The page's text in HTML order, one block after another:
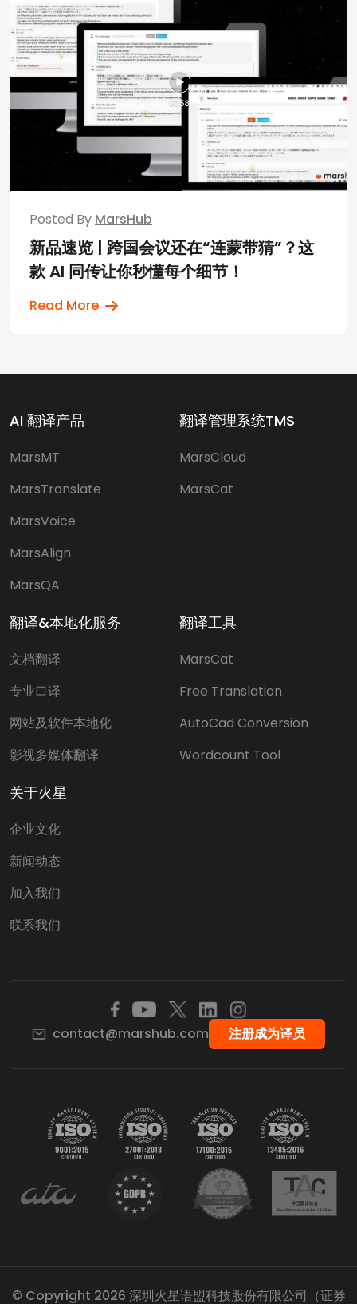
Posted By MarsHub
新品速览 | 跨国会议还在“连蒙带猜”？这
款 AI 同传让你秒懂每个细节！
Read More
AI 翻译产品
MarsMT
MarsTranslate
MarsVoice
MarsAlign
MarsQA
翻译管理系统TMS
MarsCloud
MarsCat
翻译&本地化服务
文档翻译
专业口译
网站及软件本地化
影视多媒体翻译
翻译工具
MarsCat
Free Translation
AutoCad Conversion
Wordcount Tool
关于火星
企业文化
新闻动态
加入我们
联系我们
contact@marshub.com 注册成为译员
© Copyright 2026 深圳火星语盟科技股份有限公司（证券